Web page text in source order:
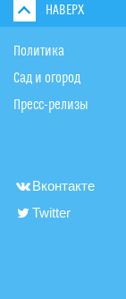
НАВЕРХ
Политика
Сад и огород
Пресс-релизы
Вконтакте
Twitter